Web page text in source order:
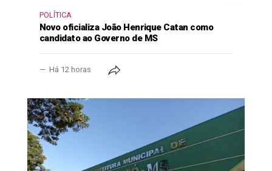
POLÍTICA
Novo oficializa João Henrique Catan como
candidato ao Governo de MS
Há 12 horas